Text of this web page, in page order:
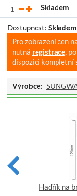
Skladem
Dostupnost: Skladem
Pro zobrazení cen
nutná registrace,
dispozici kompletní
Výrobce:
Hadřík na